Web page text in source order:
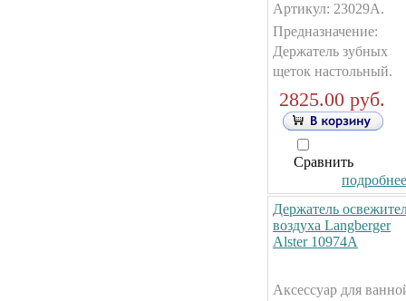
Артикул: 23029А.
Предназначение:
Держатель зубных
щеток настольный.
2825.00 руб.
Сравнить
Держатель
воздуха Langberger
Alster 10974А
Аксессуар для